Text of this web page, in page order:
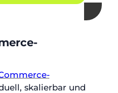
skalierbar und